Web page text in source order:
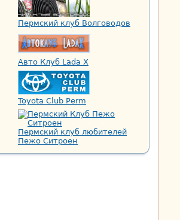
Пермский клуб Волговодов
Авто Клуб Lada X
Toyota Club Perm
Пермский клуб любителей
Пежо Ситроен